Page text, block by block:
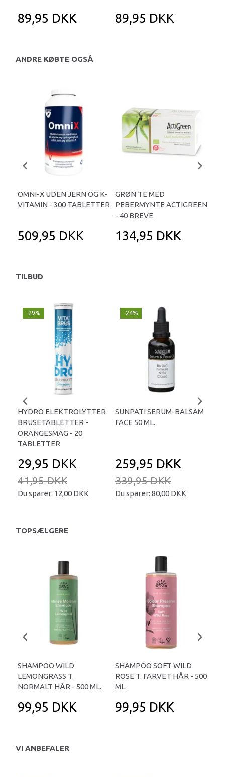
89,95 DKK 89,95 DKK
ANDRE KØBTE OGSÅ
OMNI-X UDEN JERN OG K-
VITAMIN - 300 TABLETTER
509,95 DKK
GRØN TE MED
PEBERMYNTE ACTIGREEN
- 40 BREVE
134,95 DKK
TILBUD
-29%
HYDRO ELEKTROLYTTER
BRUSETABLETTER -
ORANGESMAG - 20
TABLETTER
29,95 DKK
41,95 DKK
Du sparer: 12,00 DKK
-24%
SUNPATI SERUM-BALSAM
FACE 50 ML.
259,95 DKK
339,95 DKK
Du sparer: 80,00 DKK
TOPSÆLGERE
SHAMPOO WILD
LEMONGRASS T.
NORMALT HÅR - 500 ML.
99,95 DKK
SHAMPOO SOFT WILD
ROSE T. FARVET HÅR - 500
ML.
99,95 DKK
VI ANBEFALER